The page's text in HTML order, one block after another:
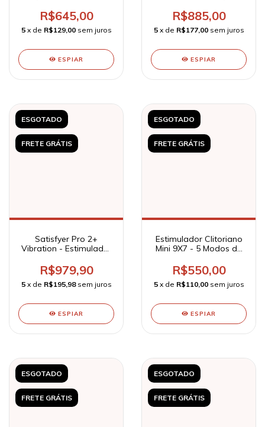
de Sucção
Recarregável - KissToy
R$645,00
5 x de R$129,00 sem juros
ESPIAR
R$885,00
5 x de R$177,00 sem juros
ESPIAR
ESGOTADO
FRETE GRÁTIS
Satisfyer Pro 2+
Vibration - Estimulador
Satisfyer
R$979,90
5 x de R$195,98 sem juros
ESPIAR
ESGOTADO
FRETE GRÁTIS
Estimulador Clitoriano
Mini 9X7 - 5 Modos de
- Travel Companion
R$550,00
5 x de R$110,00 sem juros
ESPIAR
ESGOTADO
FRETE GRÁTIS
ESGOTADO
FRETE GRÁTIS